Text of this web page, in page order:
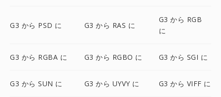
G3 から PSD に G3 から RAS に
G3 から RGB
に
G3 から RGBA に G3 から RGBO に G3 から SGI に
G3 から SUN に G3 から UYVY に G3 から VIFF に